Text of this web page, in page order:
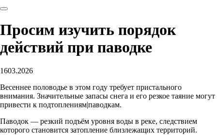
Просим изучить порядок
действий при паводке
1603.2026
Весеннее половодье в этом году требует пристального
внимания. Значительные запасы снега и его резкое таяние могут
привести к подтоплениям|паводкам.
Паводок — резкий подъём уровня воды в реке, следствием
которого становится затопление близлежащих территорий.